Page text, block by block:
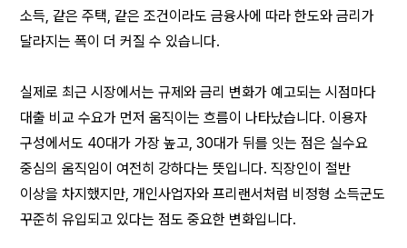
소득, 같은 주택, 같은 조건이라도 금융사에 따라 한도와 금리가
달라지는 폭이 더 커질 수 있습니다.
실제로 최근 시장에서는 규제와 금리 변화가 예고되는 시점마다
대출 비교 수요가 먼저 움직이는 흐름이 나타났습니다. 이용자
구성에서도 40대가 가장 높고, 30대가 뒤를 잇는 점은 실수요
중심의 움직임이 여전히 강하다는 뜻입니다. 직장인이 절반
이상을 차지했지만, 개인사업자와 프리랜서처럼 비정형 소득군도
꾸준히 유입되고 있다는 점도 중요한 변화입니다.